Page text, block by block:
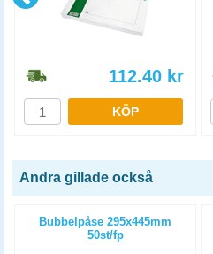
112.40 kr
KÖP
Andra gillade också
Bubbelpåse 295x445mm
50st/fp